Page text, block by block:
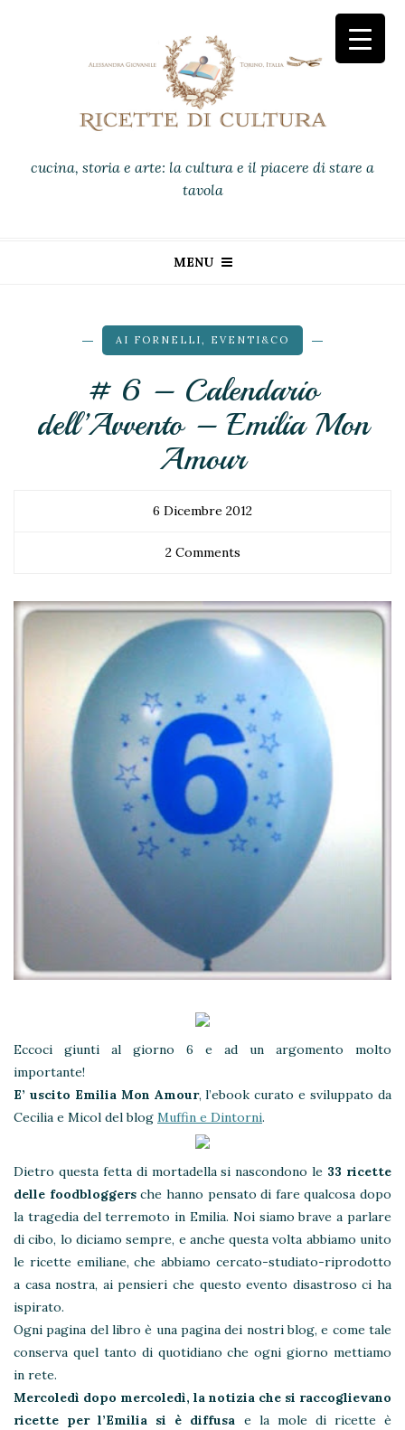
cucina, storia e arte: la cultura e il piacere di stare a
tavola
MENU
AI FORNELLI , EVENTI&CO
# 6 – Calendario
dell’Avvento – Emilia Mon
Amour
6 Dicembre 2012
2 Comments
Eccoci giunti al giorno 6 e ad un argomento molto
importante!
E’ uscito Emilia Mon Amour, l’ebook curato e sviluppato da
Cecilia e Micol del blog Muffin e Dintorni.
Dietro questa fetta di mortadella si nascondono le 33 ricette
delle foodbloggersche hanno pensato di fare qualcosa dopo
la tragedia del terremoto in Emilia. Noi siamo brave a parlare
di cibo, lo diciamo sempre, e anche questa volta abbiamo unito
le ricette emiliane, che abbiamo cercato-studiato-riprodotto
a casa nostra, ai pensieri che questo evento disastroso ci ha
ispirato.
Ogni pagina del libro è una pagina dei nostri blog, e come tale
conserva quel tanto di quotidiano che ogni giorno mettiamo
in rete.
Mercoledì dopo mercoledì, la notizia che si raccoglievano
ricette per l’Emilia si è diffusa e la mole di ricette è